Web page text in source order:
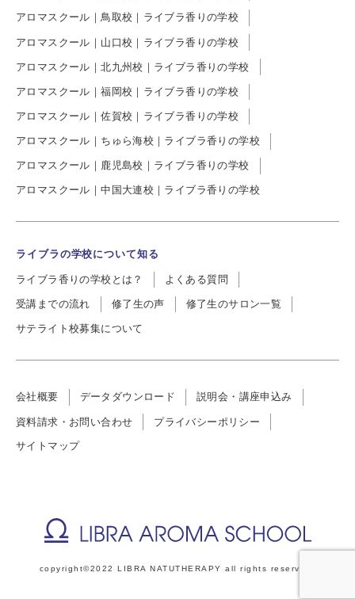
アロマスクール｜鳥取校｜ライブラ香りの学校
アロマスクール｜山口校｜ライブラ香りの学校
アロマスクール｜北九州校｜ライブラ香りの学校
アロマスクール｜福岡校｜ライブラ香りの学校
アロマスクール｜佐賀校｜ライブラ香りの学校
アロマスクール｜ちゅら海校｜ライブラ香りの学校
アロマスクール｜鹿児島校｜ライブラ香りの学校
アロマスクール｜中国大連校｜ライブラ香りの学校
ライブラの学校について知る
ライブラ香りの学校とは？ よくある質問
受講までの流れ 修了生の声 修了生のサロン一覧
サテライト校募集について
会社概要 データダウンロード 説明会・講座申込み
資料請求・お問い合わせ プライバシーポリシー
サイトマップ
copyright©2022 LIBRA NATUTHERAPY all rights reserved.